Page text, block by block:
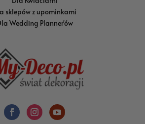
sklepów z upominkami
Wedding Planner'ów